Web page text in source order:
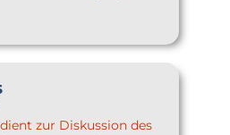
zur Diskussion des